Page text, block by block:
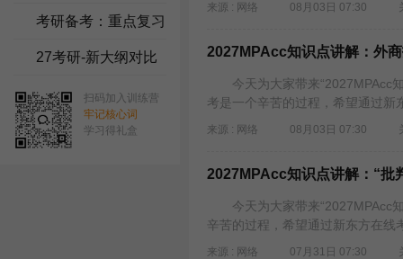
集
考研备考：重点复习
资料
27考研-新大纲对比
扫码加入训练营
牢记核心词
学习得礼盒
来源 : 网络 08月03日 07:30
2027MPAcc知识点讲解：外
今天为大家带来“2027MPAcc知
考是一个辛苦的过程，希望通过
来源 : 网络 08月03日 07:30
2027MPAcc知识点讲解：“批
今天为大家带来“2027MPAcc知
辛苦的过程，希望通过新东方在
来源 : 网络 07月31日 07:30